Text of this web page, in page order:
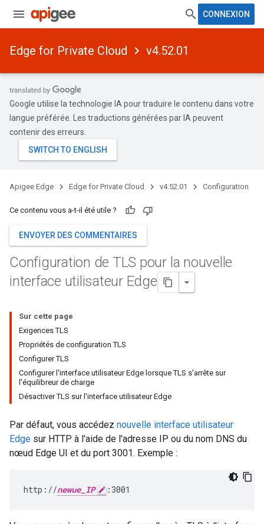
CONNEXION
Edge for Private Cloud v4.52.01
Google utilise la technologie IA pour traduire le contenu dans votre
langue préférée. Les traductions générées par IA peuvent
contenir des erreurs.
Apigee Edge Edge for Private Cloud v4.52.01 Configuration
Ce contenu vous a-t-il été utile ?
ENVOYER DES COMMENTAIRES
Configuration de TLS pour la nouvelle
interface utilisateur Edge
Sur cette page
Exigences TLS
Propriétés de configuration TLS
Configurer TLS
Configurer l'interface utilisateur Edge lorsque TLS s'arrête sur
l'équilibreur de charge
Désactiver TLS sur l'interface utilisateur Edge
Par défaut, vous accédez nouvelle interface utilisateur
Edge sur HTTP à l'aide de l'adresse IP ou du nom DNS du
nœud Edge UI et du port 3001. Exemple :
http://newue_IP :3001